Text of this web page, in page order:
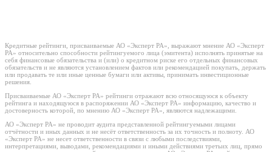
Кредитные рейтинги, присваиваемые АО «Эксперт РА», выражают мнение АО «Эксперт
РА» относительно способности рейтингуемого лица (эмитента) исполнять принятые на
себя финансовые обязательства и (или) о кредитном риске его отдельных финансовых
обязательств и не являются установлением фактов или рекомендацией покупать, держать
или продавать те или иные ценные бумаги или активы, принимать инвестиционные
решения.
Присваиваемые АО «Эксперт РА» рейтинги отражают всю относящуюся к объекту
рейтинга и находящуюся в распоряжении АО «Эксперт РА» информацию, качество и
достоверность которой, по мнению АО «Эксперт РА», являются надлежащими.
АО «Эксперт РА» не проводит аудита представленной рейтингуемыми лицами
отчётности и иных данных и не несёт ответственность за их точность и полноту. АО
«Эксперт РА» не несет ответственности в связи с любыми последствиями,
интерпретациями, выводами, рекомендациями и иными действиями третьих лиц, прямо